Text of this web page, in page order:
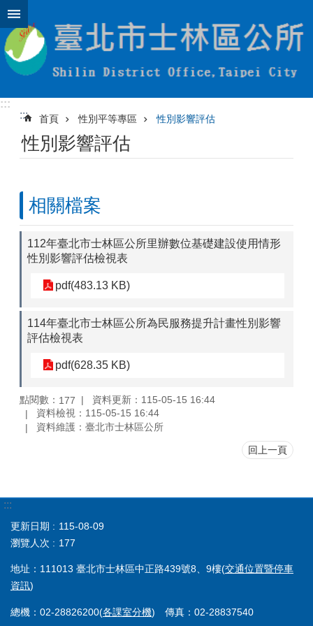
跳到主要內容區塊
:::
:::
首頁 性別平等專區 性別影響評估
性別影響評估
相關檔案
112年臺北市士林區公所里辦數位基礎建設使用情形
性別影響評估檢視表
pdf(483.13 KB)
114年臺北市士林區公所為民服務提升計畫性別影響
評估檢視表
pdf(628.35 KB)
點閱數： 177
資料更新：115-05-15 16:44
資料檢視：115-05-15 16:44
資料維護：臺北市士林區公所
回上一頁
:::
更新日期
115-08-09
瀏覽人次
177
地址：111013 臺北市士林區中正路439號8、9樓(交通位置暨停車
資訊)
總機：02-28826200(各課室分機) 傳真：02-28837540